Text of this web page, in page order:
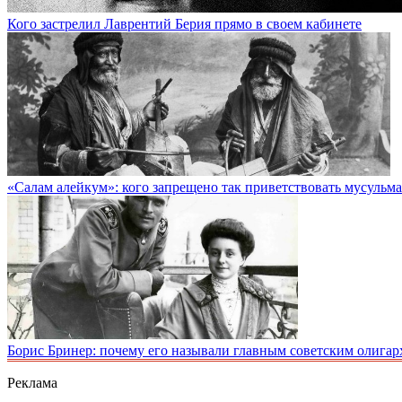
Кого застрелил Лаврентий Берия прямо в своем кабинете
«Салам алейкум»: кого запрещено так приветствовать
Борис Бринер: почему его называли главным советским
Реклама